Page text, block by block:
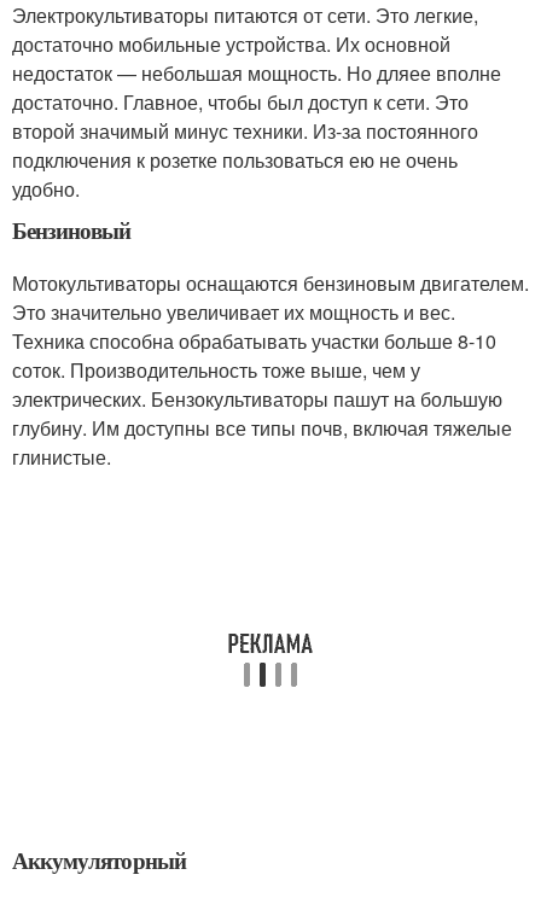
Электрокультиваторы питаются от сети. Это легкие,
достаточно мобильные устройства. Их основной
недостаток — небольшая мощность. Но дляее вполне
достаточно. Главное, чтобы был доступ к сети. Это
второй значимый минус техники. Из-за постоянного
подключения к розетке пользоваться ею не очень
удобно.
Бензиновый
Мотокультиваторы оснащаются бензиновым двигателем.
Это значительно увеличивает их мощность и вес.
Техника способна обрабатывать участки больше 8-10
соток. Производительность тоже выше, чем у
электрических. Бензокультиваторы пашут на большую
глубину. Им доступны все типы почв, включая тяжелые
глинистые.
Аккумуляторный